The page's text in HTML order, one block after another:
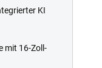
KI
mit 16-Zoll-